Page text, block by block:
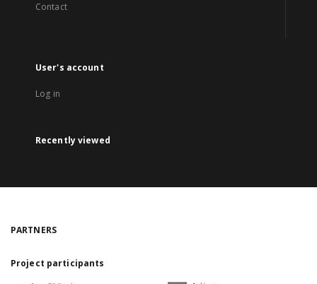
Contact
User's account
Log in
Recently viewed
PARTNERS
Project participants